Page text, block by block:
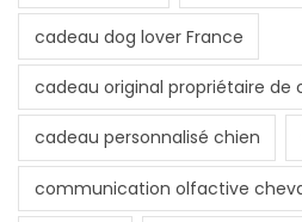
cadeau dog lover France
cadeau original propriétaire de
cadeau personnalisé chien
communication olfactive